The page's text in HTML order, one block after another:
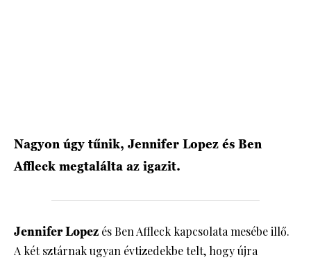
Nagyon úgy tűnik, Jennifer Lopez és Ben
Affleck megtalálta az igazit.
Jennifer Lopez és Ben Affleck kapcsolata mesébe illő.
A két sztárnak ugyan évtizedekbe telt, hogy újra